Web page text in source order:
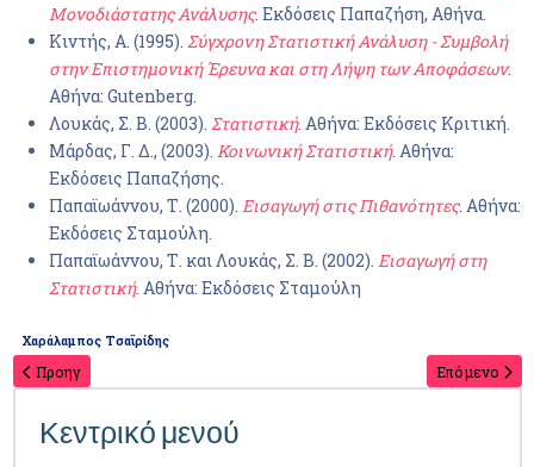
Μονοδιάστατης Ανάλυσης. Εκδόσεις Παπαζήση, Αθήνα.
Κιντής, Α. (1995). Σύγχρονη Στατιστική Ανάλυση - Συμβολή
στην Επιστημονική Έρευνα και στη Λήψη των Αποφάσεων.
Αθήνα: Gutenberg.
Λουκάς, Σ. Β. (2003). Στατιστική. Αθήνα: Εκδόσεις Κριτική.
Μάρδας, Γ. Δ., (2003). Κοινωνική Στατιστική. Αθήνα:
Εκδόσεις Παπαζήσης.
Παπαϊωάννου, Τ. (2000). Εισαγωγή στις Πιθανότητες. Αθήνα:
Εκδόσεις Σταμούλη.
Παπαϊωάννου, Τ. και Λουκάς, Σ. Β. (2002). Εισαγωγή στη
Στατιστική. Αθήνα: Εκδόσεις Σταμούλη
Χαράλαμπος Τσαϊρίδης
Προηγ Επόμενο
Κεντρικό μενού